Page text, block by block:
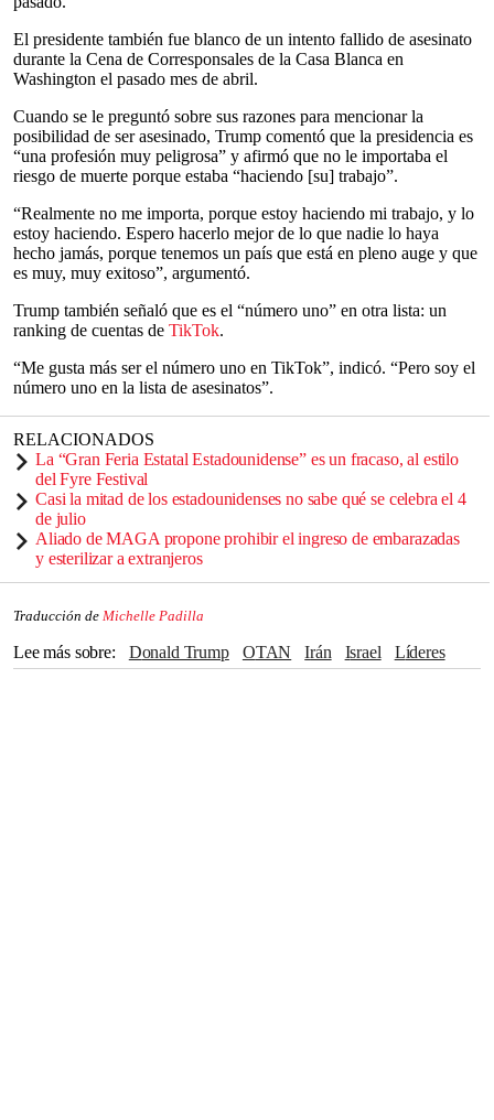
El presidente también fue blanco de un intento fallido de asesinato
durante la Cena de Corresponsales de la Casa Blanca en
Washington el pasado mes de abril.
Cuando se le preguntó sobre sus razones para mencionar la
posibilidad de ser asesinado, Trump comentó que la presidencia es
“una profesión muy peligrosa” y afirmó que no le importaba el
riesgo de muerte porque estaba “haciendo [su] trabajo”.
“Realmente no me importa, porque estoy haciendo mi trabajo, y lo
estoy haciendo. Espero hacerlo mejor de lo que nadie lo haya
hecho jamás, porque tenemos un país que está en pleno auge y que
es muy, muy exitoso”, argumentó.
Trump también señaló que es el “número uno” en otra lista: un
ranking de cuentas de TikTok.
“Me gusta más ser el número uno en TikTok”, indicó. “Pero soy el
número uno en la lista de asesinatos”.
RELACIONADOS
La “Gran Feria Estatal Estadounidense” es un fracaso, al estilo
del Fyre Festival
Casi la mitad de los estadounidenses no sabe qué se celebra el 4
de julio
Aliado de MAGA propone prohibir el ingreso de embarazadas
y esterilizar a extranjeros
Traducción de Michelle Padilla
Lee más sobre Donald Trump OTAN Irán Israel
líderes